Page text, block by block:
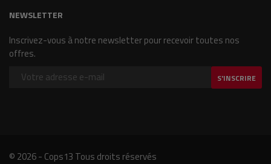
NEWSLETTER
Inscrivez-vous à notre newsletter pour recevoir toutes nos
offres.
S'INSCRIRE
© 2026 - Cops13 Tous droits réservés